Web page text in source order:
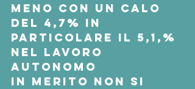
meno con un calo
del 4,7% in
particolare il 5,1,%
nel lavoro
autonomo
In merito non si